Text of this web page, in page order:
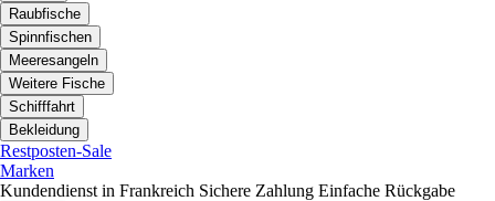
Raubfische
Spinnfischen
Meeresangeln
Weitere Fische
Schifffahrt
Bekleidung
Restposten-Sale
Marken
Kundendienst in Frankreich Sichere Zahlung Einfache Rückgabe